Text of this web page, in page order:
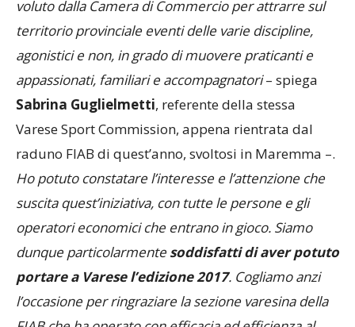
voluto dalla Camera di Commercio per attrarre sul
territorio provinciale eventi delle varie discipline,
agonistici e non, in grado di muovere praticanti e
appassionati, familiari e accompagnatori– spiega
Sabrina Guglielmetti, referente della stessa
Varese Sport Commission, appena rientrata dal
raduno FIAB di quest’anno, svoltosi in Maremma –.
Ho potuto constatare l’interesse e l’attenzione che
suscita quest’iniziativa, con tutte le persone e gli
operatori economici che entrano in gioco. Siamo
dunque particolarmente soddisfatti di aver potuto
portare a Varese l’edizione 2017. Cogliamo anzi
l’occasione per ringraziare la sezione varesina della